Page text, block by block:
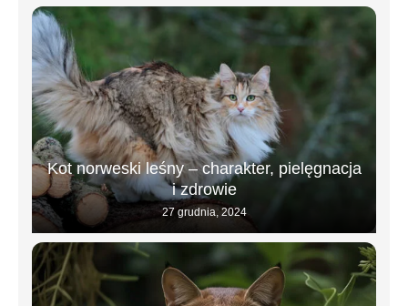
Kot norweski leśny – charakter, pielęgnacja
i zdrowie
27 grudnia, 2024